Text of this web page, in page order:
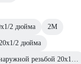
2 дюйма 2M
2 дюйма
Комбинированные полипропиленовые с наружной резьбой 20х1/2 дюйма